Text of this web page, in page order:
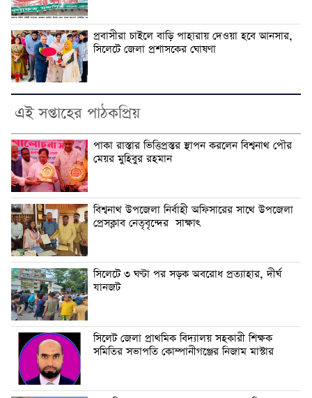
প্রবাসীরা চাইলে বাড়ি পাহারায় দেওয়া হবে আনসার,
সিলেটে জেলা প্রশাসকের ঘোষণা
এই সপ্তাহের পাঠকপ্রিয়
পাকা রাস্তার ভিত্তিপ্রস্তর স্থাপন করলেন বিশ্বনাথ পৌর
মেয়র মুহিবুর রহমান
বিশ্বনাথ উপজেলা নির্বাহী অফিসারের সাথে উপজেলা
প্রেসক্লাব নেতৃবৃন্দের সাক্ষাৎ
সিলেটে ৩ ঘণ্টা পর সড়ক অবরোধ প্রত্যাহার, দীর্ঘ
যানজট
সিলেট জেলা প্রাথমিক বিদ্যালয় সহকারী শিক্ষক
সমিতির সভাপতি কোম্পানীগঞ্জের নিজাম মাস্টার